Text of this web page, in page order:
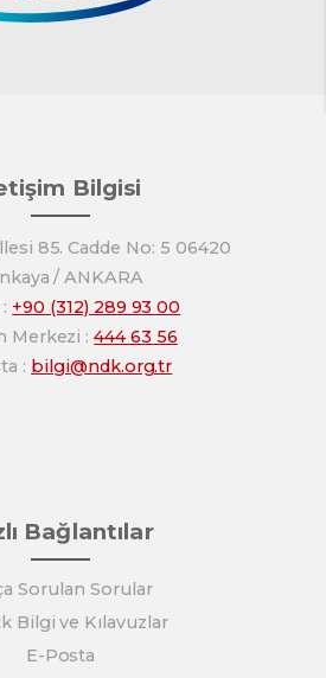
Bilgisi
85. Cadde No: 5 06420
/ ANKARA
+90 (312) 289 93 00
Merkezi :444 63 56
: bilgi@ndk.org.tr
Bağlantılar
Sorulan Sorular
Bilgi ve Kılavuzlar
E-Posta